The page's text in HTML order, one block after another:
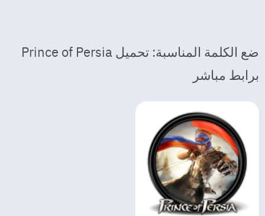
ضع الكلمة المناسبة: تحميل Prince of Persia
برابط مباشر